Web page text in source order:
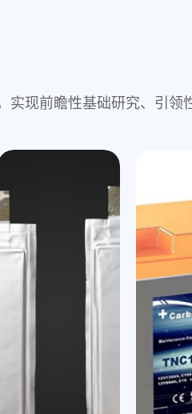
实现前瞻性基础研究、引领
料以及多类型复合负极材
500Wh/kg
的能量密度
等远超国标水平的安全测试
生产技术，可实现
5-20Ah
电池
金年会,钠电在储能和低
备安全性好、全周期寿命成本优势
等突出优势
采用层状氧化物和聚阴离子两个技
全面量产准备工作，并向客户送样
层氧技术的圆柱和方形电芯：支持
容量保持率超90%，循环寿命可达
聚阴离子技术的方形和软包电芯：
锂离子电池
开发出
性的达到
5C充电
可应用于